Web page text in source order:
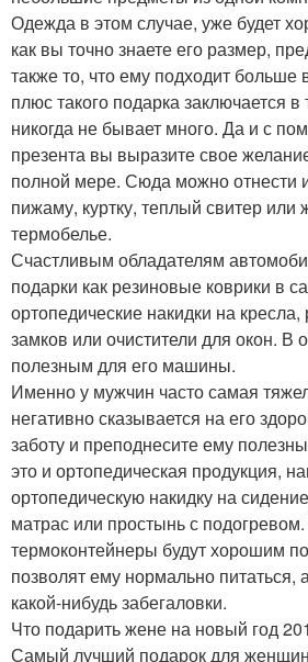
Одежда в этом случае, уже будет
как вы точно знаете его размер,
также то, что ему подходит больше
плюс такого подарка заключается
никогда не бывает много. Да и с
презента вы выразите свое
полной мере. Сюда можно отнести
пижаму, куртку, теплый свитер или
термобелье.
Счастливым обладателям
подарки как резиновые коврики в
ортопедические накидки на
замков или очистители для окон. В
полезным для его машины.
Именно у мужчин часто самая
негативно сказывается на его
заботу и преподнесите ему
это и ортопедическая продукция,
ортопедическую накидку на
матрас или простынь с
термоконтейнеры будут хорошим
позволят ему нормально питаться,
какой-нибудь забегаловки.
Что подарить жене на новый год
Самый лучший подарок для